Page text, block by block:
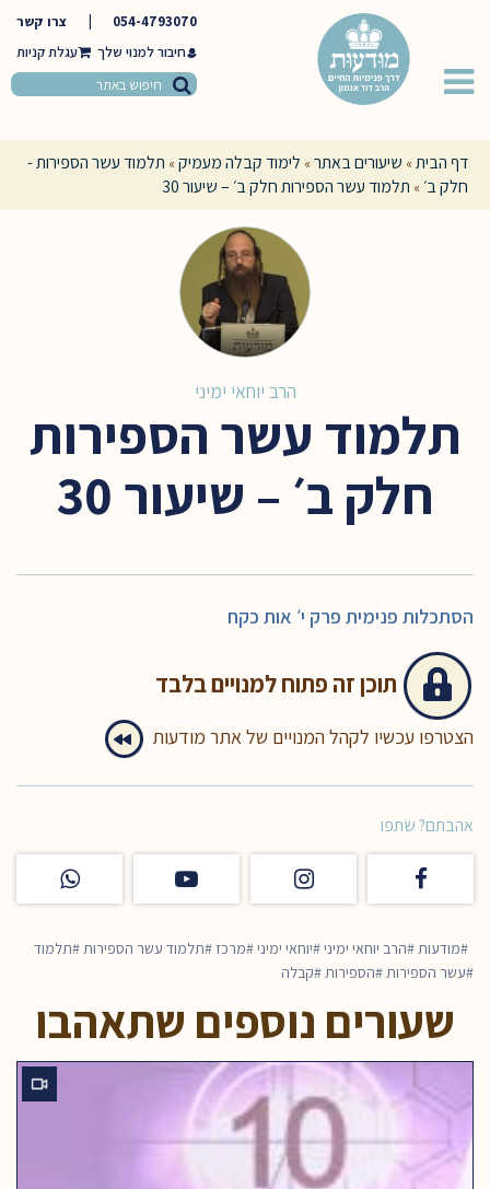
054-4793070
צרו קשר
חיבור למנוי שלך
דף הבית» שיעורים באתר» לימוד קבלה מעמיק» תלמוד עשר הספירות -
חלק ב׳ » תלמוד עשר הספירות חלק ב׳ – שיעור 30
הרב יוחאי ימיני
תלמוד עשר הספירות
חלק ב׳ – שיעור 30
הסתכלות פנימית פרק י׳ אות כקח
תוכן זה פתוח למנויים בלבד
הצטרפו עכשיו לקהל המנויים של אתר מודעות
אהבתם? שתפו
מודעות הרב יוחאי ימיני יוחאי ימיני מרכז תלמוד עשר הספירות
תלמוד
עשר הספירות
הספירות קבלה
שעורים נוספים שתאהבו